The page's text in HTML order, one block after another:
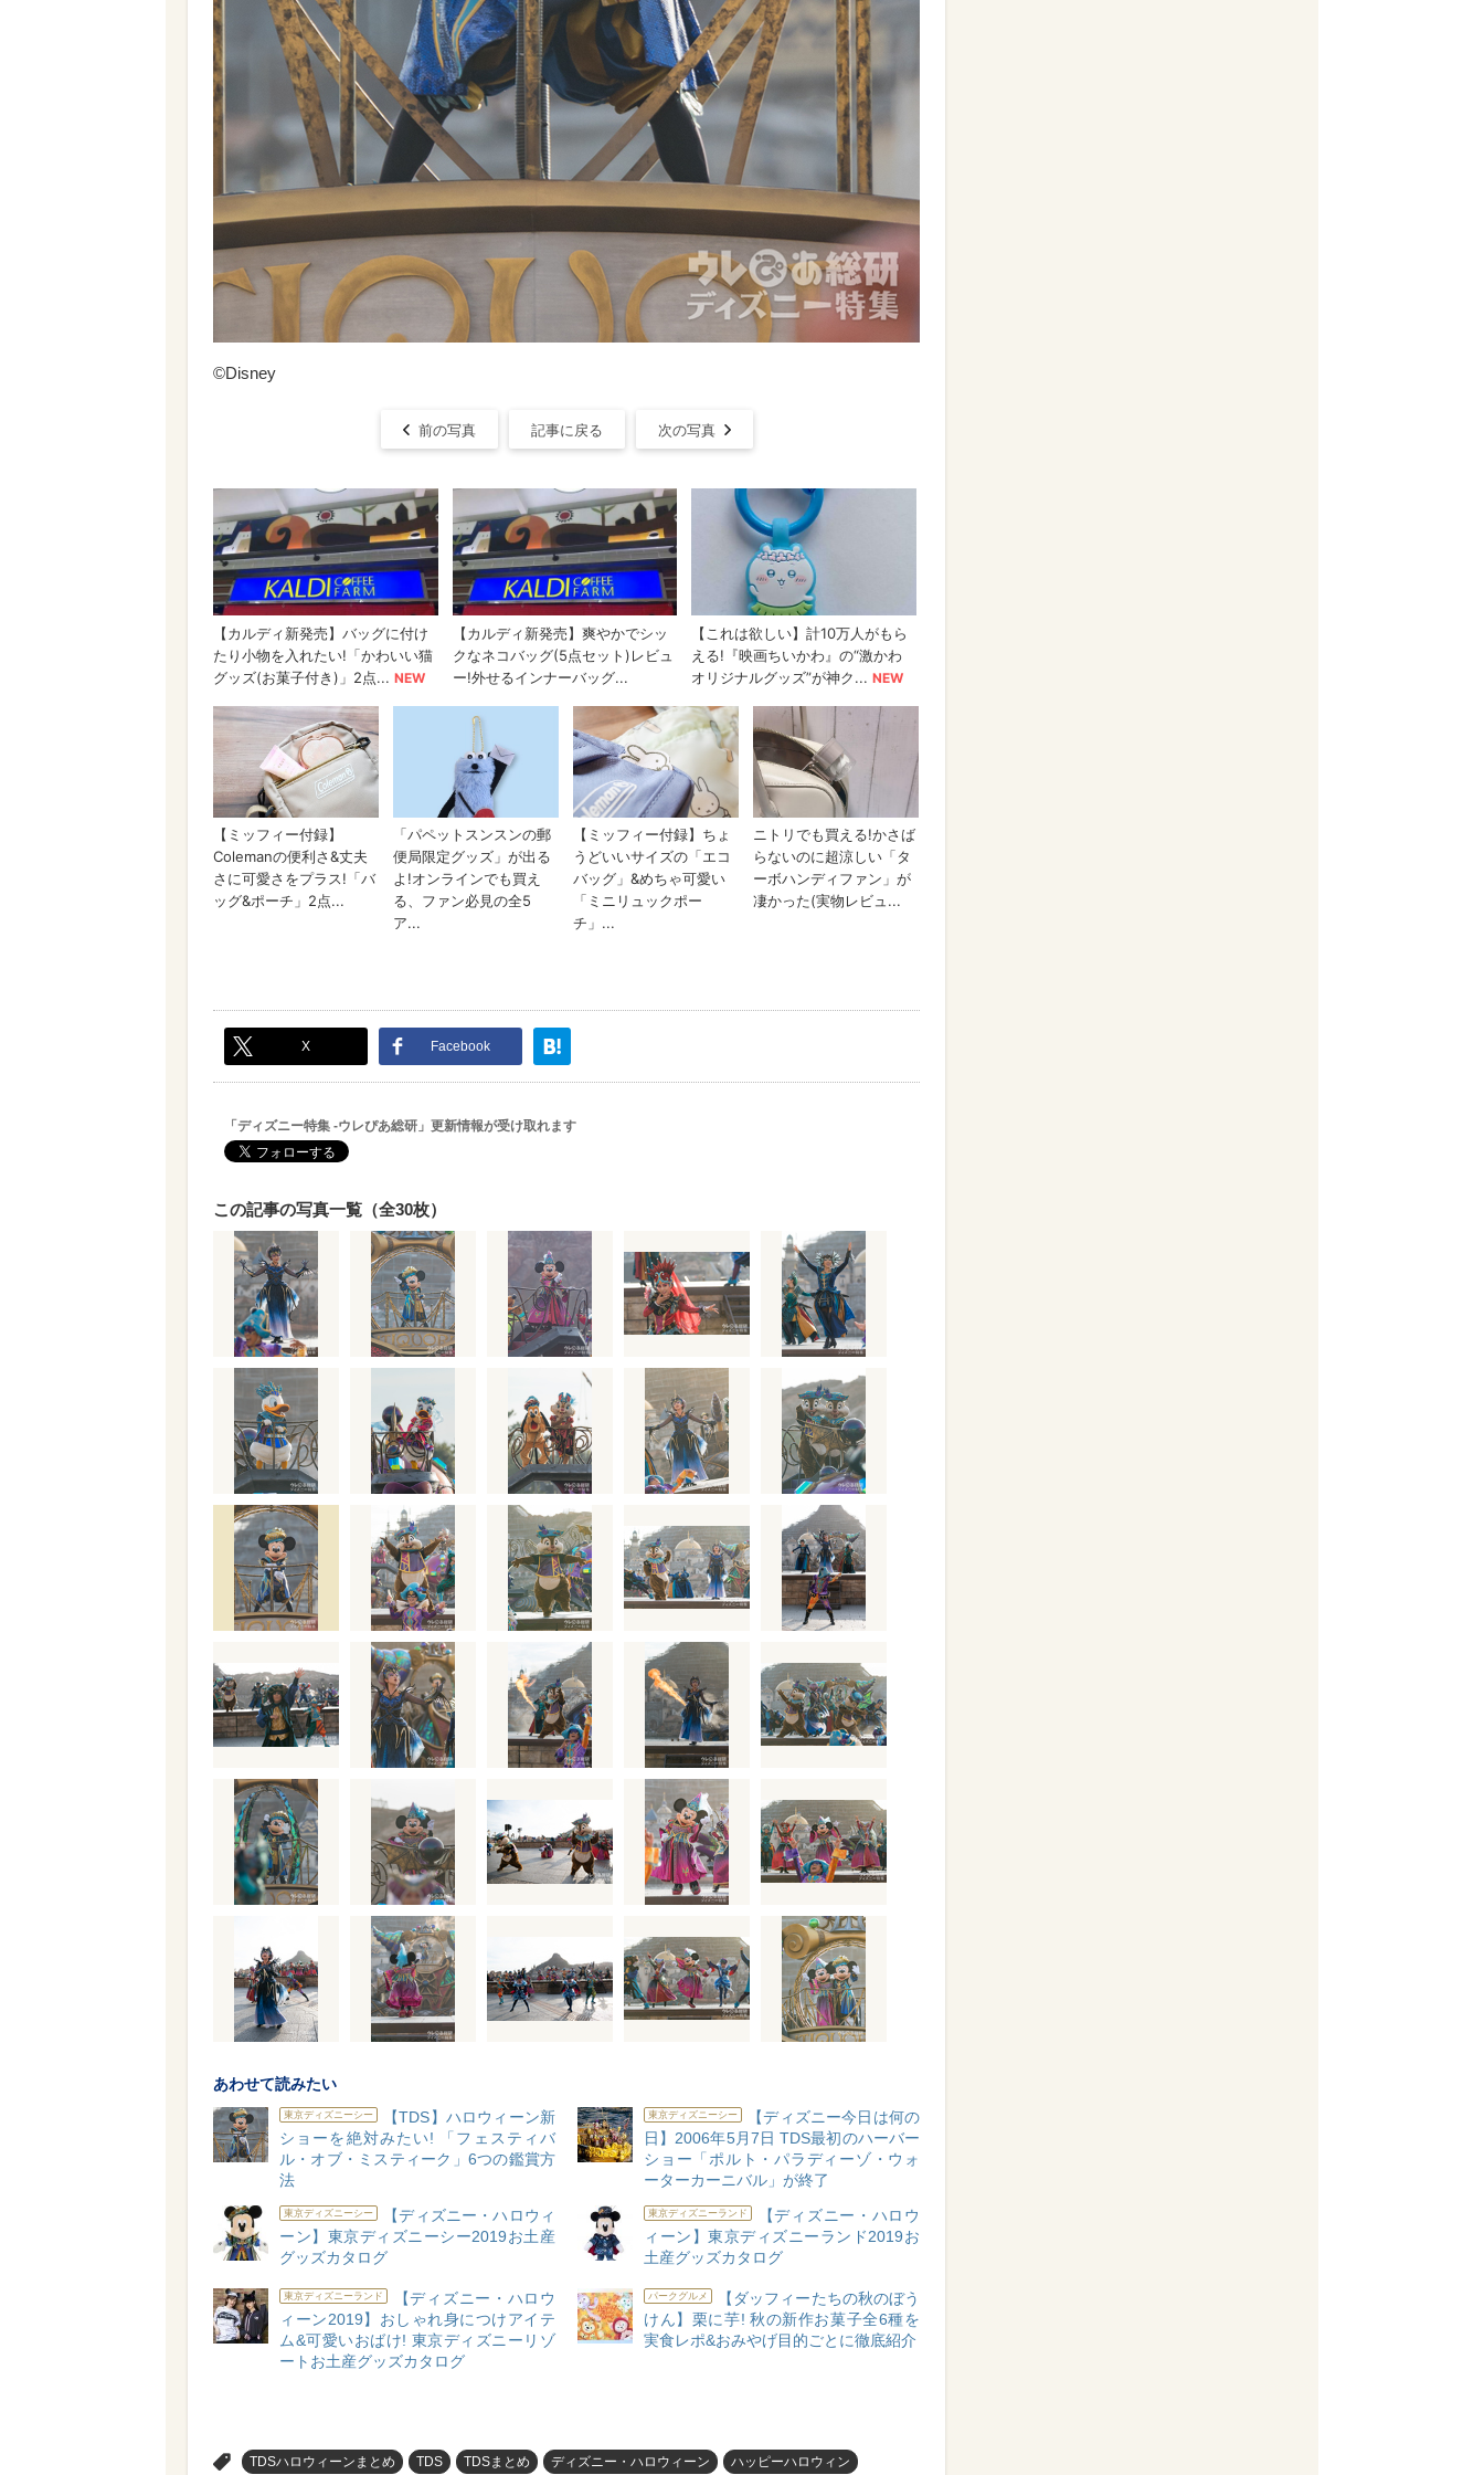
©Disney
前の写真 記事に戻る 次の写真
X Facebook
「ディズニー特集 -ウレぴあ総研」更新情報が受け取れます
この記事の写真一覧（全30枚）
あわせて読みたい
東京ディズニーシー
【TDS】ハロウィーン新
ショーを絶対みたい! 「フェスティバ
ル・オブ・ミスティーク」6つの鑑賞方
法
東京ディズニーシー
【ディズニー今日は何の
日】2006年5月7日 TDS最初のハーバー
ショー「ポルト・パラディーゾ・ウォ
ーターカーニバル」が終了
東京ディズニーシー
【ディズニー・ハロウィ
ーン】東京ディズニーシー2019お土産
グッズカタログ
東京ディズニーランド
【ディズニー・ハロウ
ィーン】東京ディズニーランド2019お
土産グッズカタログ
東京ディズニーランド
【ディズニー・ハロウ
ィーン2019】おしゃれ身につけアイテ
ム&可愛いおばけ! 東京ディズニーリゾ
ートお土産グッズカタログ
パークグルメ
【ダッフィーたちの秋のぼう
けん】栗に芋! 秋の新作お菓子全6種を
実食レポ&おみやげ目的ごとに徹底紹介
TDSハロウィーンまとめ TDS TDSまとめ ディズニー・ハロウィーン ハッピーハロウィン